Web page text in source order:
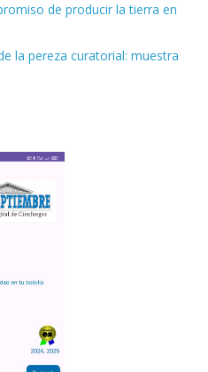
de producir la tierra en
la pereza curatorial: muestra